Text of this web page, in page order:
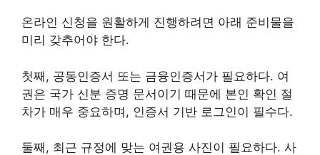
온라인 신청을 원활하게 진행하려면 아래 준비물을
미리 갖추어야 한다.
첫째, 공동인증서 또는 금융인증서가 필요하다. 여
권은 국가 신분 증명 문서이기 때문에 본인 확인 절
차가 매우 중요하며, 인증서 기반 로그인이 필수다.
둘째, 최근 규정에 맞는 여권용 사진이 필요하다. 사